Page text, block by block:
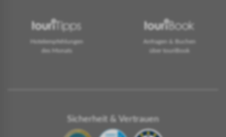
Hotelempfehlungen
des Monats
Anfragen & Buchen
über touriBook
Sicherheit & Vertrauen